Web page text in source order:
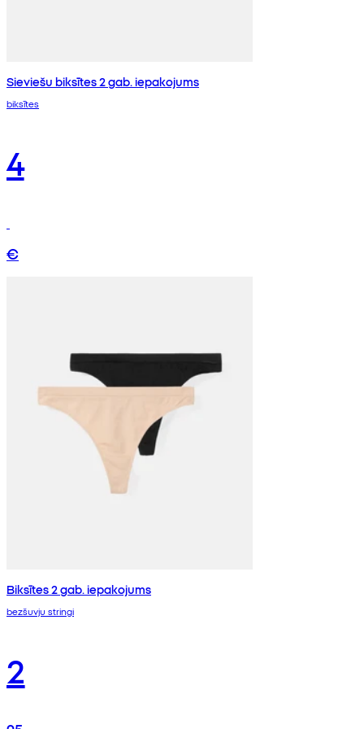
Sieviešu biksītes 2 gab. iepakojums
biksītes
4
€
Biksītes 2 gab. iepakojums
bezšuvju stringi
2